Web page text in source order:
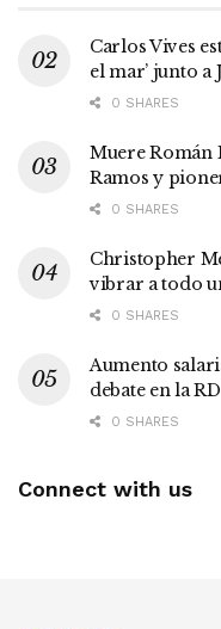
Carlos Vives
el mar’ junto a
0 SHARES
Muere Román
Ramos y
0 SHARES
Christopher
vibrar a todo
0 SHARES
Aumento
debate en la RD
0 SHARES
Connect with us